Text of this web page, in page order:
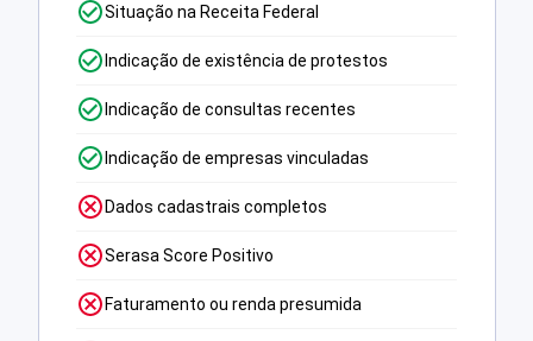
Situação na Receita Federal
Indicação de existência de protestos
Indicação de consultas recentes
Indicação de empresas vinculadas
Dados cadastrais completos
Serasa Score Positivo
Faturamento ou renda presumida